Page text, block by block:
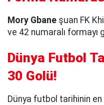
Mory Gbane şuan FK
ve 42 numaralı formayı
Dünya Futbol
30 Golü!
Dünya futbol tarihinin